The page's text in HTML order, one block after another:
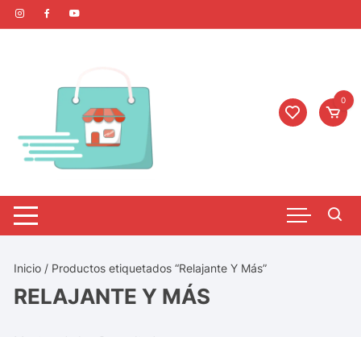
0
Inicio / Productos etiquetados “Relajante Y Más”
RELAJANTE Y MÁS